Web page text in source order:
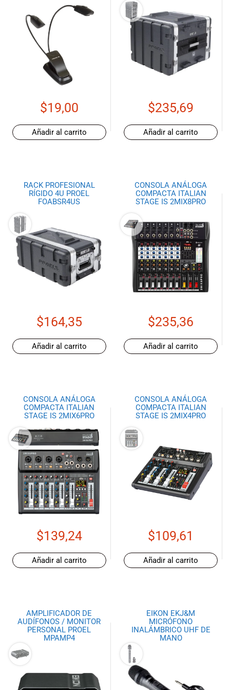
accesorios
para satisfacer
todas las
necesidades
musicales.
Nuestro equipo
de expertos en
instrumento o
equipo de
mejor servicio
Además,
ofrecemos
precios
competitivos y
promociones
especiales
para nuestros
nuestra tienda
o haz tu
compra en
recibe tu
pedido en la
tu hogar.
¡Descubre el
mundo de la
música con
Import Music
$19,00
Añadir al carrito
$235,69
Añadir al carrito
RACK PROFESIONAL
RÍGIDO 4U PROEL
FOABSR4US
$164,35
Añadir al carrito
CONSOLA ANÁLOGA
COMPACTA ITALIAN
STAGE IS 2MIX8PRO
$235,36
Añadir al carrito
CONSOLA ANÁLOGA
COMPACTA ITALIAN
STAGE IS 2MIX6PRO
$139,24
Añadir al carrito
CONSOLA ANÁLOGA
COMPACTA ITALIAN
STAGE IS 2MIX4PRO
$109,61
Añadir al carrito
AMPLIFICADOR DE
AUDÍFONOS / MONITOR
PERSONAL PROEL
MPAMP4
EIKON EKJ&M
MICRÓFONO
INALÁMBRICO UHF DE
MANO